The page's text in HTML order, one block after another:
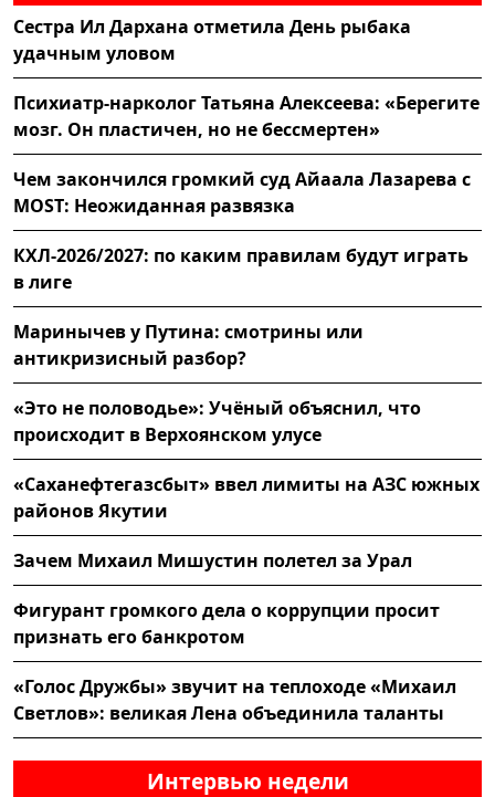
Сестра Ил Дархана отметила День рыбака
удачным уловом
Психиатр-нарколог Татьяна Алексеева: «Берегите
мозг. Он пластичен, но не бессмертен»
Чем закончился громкий суд Айаала Лазарева с
MOST: Неожиданная развязка
КХЛ-2026/2027: по каким правилам будут играть
в лиге
Маринычев у Путина: смотрины или
антикризисный разбор?
«Это не половодье»: Учёный объяснил, что
происходит в Верхоянском улусе
«Саханефтегазсбыт» ввел лимиты на АЗС южных
районов Якутии
Зачем Михаил Мишустин полетел за Урал
Фигурант громкого дела о коррупции просит
признать его банкротом
«Голос Дружбы» звучит на теплоходе «Михаил
Светлов»: великая Лена объединила таланты
Интервью недели